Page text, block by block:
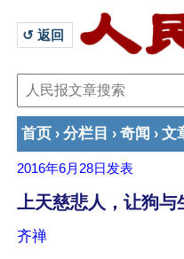
↺ 返回
首页 › 分栏目 › 奇闻 › 文
2016年6月28日 发表
上天慈悲人，让狗与
齐禅